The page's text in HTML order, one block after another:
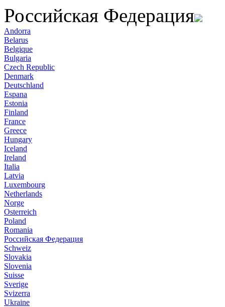
Российская Федерация
Andorra
Belarus
Belgique
Bulgaria
Czech Republic
Denmark
Deutschland
Espana
Estonia
Finland
France
Greece
Hungary
Iceland
Ireland
Italia
Latvia
Luxembourg
Netherlands
Norge
Osterreich
Poland
Romania
Российская Федерация
Schweiz
Slovakia
Slovenia
Suisse
Sverige
Svizerra
Ukraine